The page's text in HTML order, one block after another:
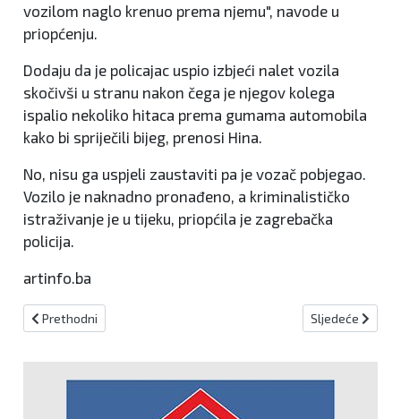
vozilom naglo krenuo prema njemu", navode u
priopćenju.
Dodaju da je policajac uspio izbjeći nalet vozila
skočivši u stranu nakon čega je njegov kolega
ispalio nekoliko hitaca prema gumama automobila
kako bi spriječili bijeg, prenosi Hina.
No, nisu ga uspjeli zaustaviti pa je vozač pobjegao.
Vozilo je naknadno pronađeno, a kriminalističko
istraživanje je u tijeku, priopćila je zagrebačka
policija.
artinfo.ba
Prethodni članak: ŽSB : Na tri lokacije pronađena droga
Prethodni Sljedeći
Sljedeće